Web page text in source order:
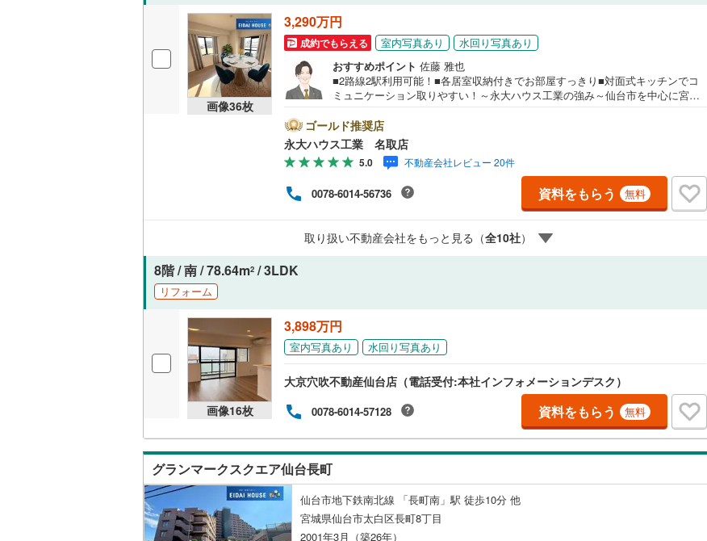
画像36枚
3,290万円
成約でもらえる 室内写真あり
水回り写真あり
おすすめポイント 佐藤 雅也
■2路線2駅利用可能！■各居室収納付きでお部屋すっきり■対面式キッチンでコ
ミュニケーション取りやすい！～永大ハウス工業の強み～仙台市を中心に宮城
1.＜豊富な不動産知識＞戸建・マンション・土地...と種別を問わず不動産を取
り扱っております。更に教育施設や商業施設、子育て環境や行政などの地域情
報を総合し、お客様により良い物件選びをして頂けるよう、しっかりとサポー
トさせて頂きます。2.＜経験豊富なスタッフ＞当社では【購入】【売却】【引
っ越し】【リフォーム】など住宅に関する様々なご質問はもちろん、ご購入時
に気になる住宅ローン各種税金についても、誠心誠意ご説明させて頂きます。
各店舗ではキッズスペースも完備！お子様連れのご家族様で是非お越しくださ
ご案内も可能ですので、どうぞお気軽にお問い合わせください！
ゴールド推奨店
永大ハウス工業 名取店
5.0 不動産会社レビュー 20件
0078-6014-56736 資料をもらう 無料
取り扱い不動産会社をもっと見る（全10社）
8階 / 南 / 78.64m2 / 3LDK
リフォーム
画像16枚
3,898万円
室内写真あり 水回り写真あり
大京穴吹不動産仙台店（電話受付:本社インフォメーションデスク）
0078-6014-57128 資料をもらう 無料
グランマークスクエア仙台長町
仙台市地下鉄南北線 「長町南」駅 徒歩10分 他
宮城県仙台市太白区長町8丁目
2001年3月（築26年）
独立型キッチン（7） 対面キッチン（33）
浴室
浴室乾燥機あり（35） 浴室に窓あり（2）
バルコニー、庭
ルーフバルコニー（3）
収納
ウォークインクローゼット
（ 10）
即入居可能
オンライン対応
オンライン内見(相談)可（ 38 ） IT重説可（14）
オンライン対応とは？